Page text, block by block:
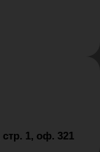
стр. 1, оф. 321